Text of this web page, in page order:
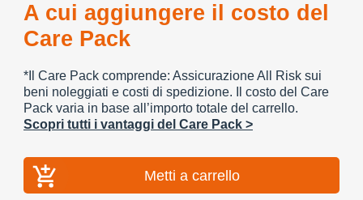
A cui aggiungere il costo del
Care Pack
*Il Care Pack comprende: Assicurazione All Risk sui
beni noleggiati e costi di spedizione. Il costo del Care
Pack varia in base all’importo totale del carrello.
Scopri tutti i vantaggi del Care Pack >
Metti a carrello